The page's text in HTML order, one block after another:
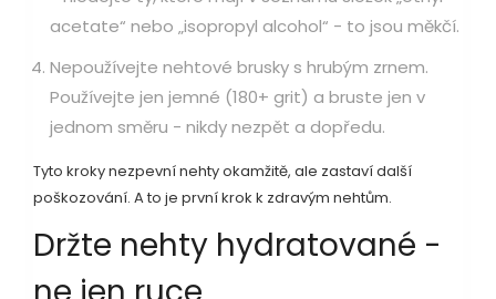
acetate“ nebo „isopropyl alcohol“ - to jsou měkčí.
Nepoužívejte nehtové brusky s hrubým zrnem.
Používejte jen jemné (180+ grit) a bruste jen v
jednom směru - nikdy nezpět a dopředu.
Tyto kroky nezpevní nehty okamžitě, ale zastaví další
poškozování. A to je první krok k zdravým nehtům.
Držte nehty hydratované -